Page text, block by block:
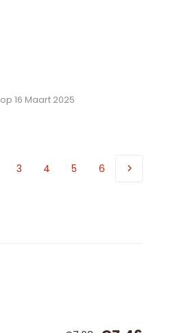
op 16 Maart 2025
3 4 5 6